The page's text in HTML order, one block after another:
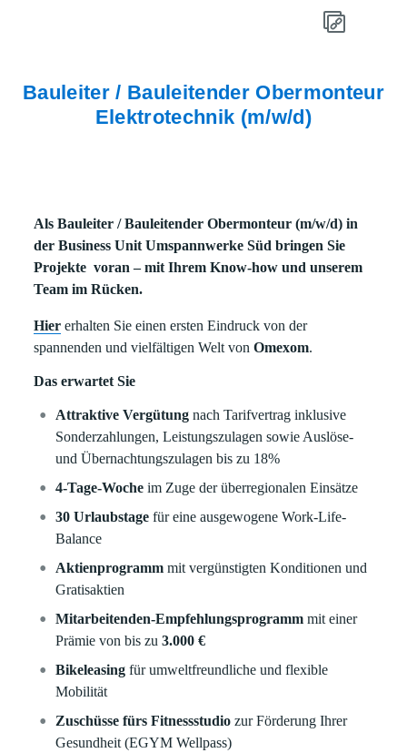
Bauleiter / Bauleitender Obermonteur
Elektrotechnik (m/w/d)
Als Bauleiter / Bauleitender Obermonteur (m/w/d) in
der Business Unit Umspannwerke Süd bringen Sie
Projekte voran – mit Ihrem Know-how und unserem
Team im Rücken.
Hier erhalten Sie einen ersten Eindruck von der
spannenden und vielfältigen Welt von Omexom.
Das erwartet Sie
Attraktive Vergütung nach Tarifvertrag inklusive
Sonderzahlungen, Leistungszulagen sowie Auslöse-
und Übernachtungszulagen bis zu 18%
4-Tage-Woche im Zuge der überregionalen Einsätze
30 Urlaubstage für eine ausgewogene Work-Life-
Balance
Aktienprogramm mit vergünstigten Konditionen und
Gratisaktien
Mitarbeitenden-Empfehlungsprogramm mit einer
Prämie von bis zu3.000 €
Bikeleasing für umweltfreundliche und flexible
Mobilität
Zuschüsse fürs Fitnessstudio zur Förderung Ihrer
Gesundheit (EGYM Wellpass)